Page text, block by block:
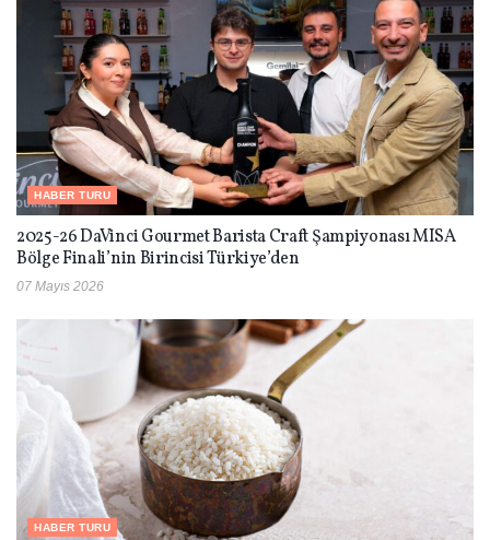
HABER TURU
2025-26 DaVinci Gourmet Barista Craft Şampiyonası MISA
Bölge Finali’nin Birincisi Türkiye’den
07 Mayıs 2026
HABER TURU